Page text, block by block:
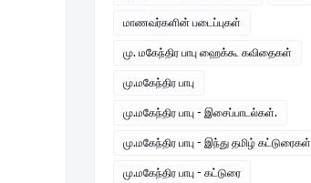
மாணவர்களின் படைப்புகள்
மு. மகேந்திர பாபு ஹைக்கூ கவிதைகள்
மு.மகேந்திர பாபு
மு.மகேந்திர பாபு - இசைப்பாடல்கள்.
மு.மகேந்திர பாபு - இந்து தமிழ் கட்டுரைகள்
மு.மகேந்திர பாபு - கட்டுரை